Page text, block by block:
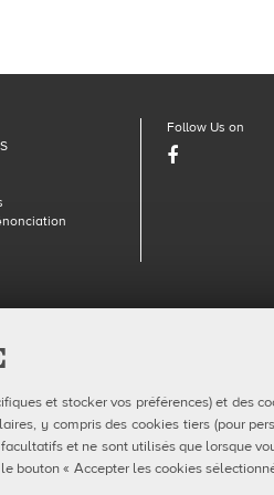
et stocker vos préférences) et des
y compris des cookies tiers (pour
et ne sont utilisés que lorsque
bouton « Accepter les cookies
Follow Us on
Facebook